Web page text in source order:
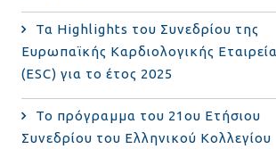
Τα Highlights του Συνεδρίου της
Ευρωπαϊκής Καρδιολογικής
(ESC) για το έτος 2025
Το πρόγραμμα του 21ου Ετήσιου
Συνεδρίου του Ελληνικού Κολλεγίου